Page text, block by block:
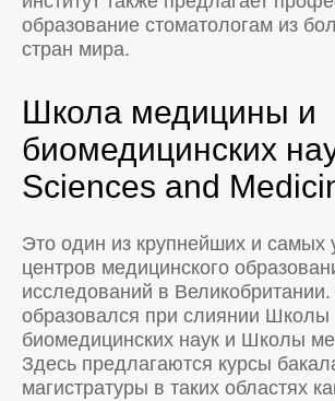
образование стоматологам из
стран мира.
Школа медицины и
биомедицинских
Sciences and
Это один из крупнейших и самых
центров медицинского
исследований в Великобритании.
образовался при слиянии Школы
биомедицинских наук и Школы
Здесь предлагаются курсы
магистратуры в таких областях